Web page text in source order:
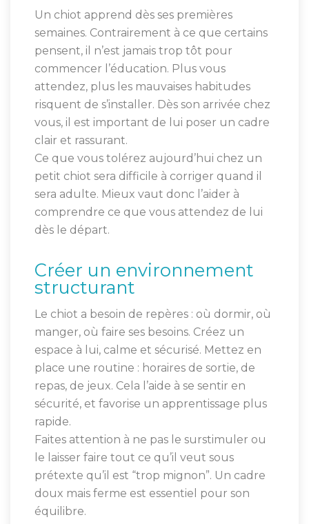
Un chiot apprend dès ses premières
semaines. Contrairement à ce que certains
pensent, il n’est jamais trop tôt pour
commencer l’éducation. Plus vous
attendez, plus les mauvaises habitudes
risquent de s’installer. Dès son arrivée chez
vous, il est important de lui poser un cadre
clair et rassurant.
Ce que vous tolérez aujourd’hui chez un
petit chiot sera difficile à corriger quand il
sera adulte. Mieux vaut donc l’aider à
comprendre ce que vous attendez de lui
dès le départ.
Créer un environnement
structurant
Le chiot a besoin de repères : où dormir, où
manger, où faire ses besoins. Créez un
espace à lui, calme et sécurisé. Mettez en
place une routine : horaires de sortie, de
repas, de jeux. Cela l’aide à se sentir en
sécurité, et favorise un apprentissage plus
rapide.
Faites attention à ne pas le surstimuler ou
le laisser faire tout ce qu’il veut sous
prétexte qu’il est “trop mignon”. Un cadre
doux mais ferme est essentiel pour son
équilibre.